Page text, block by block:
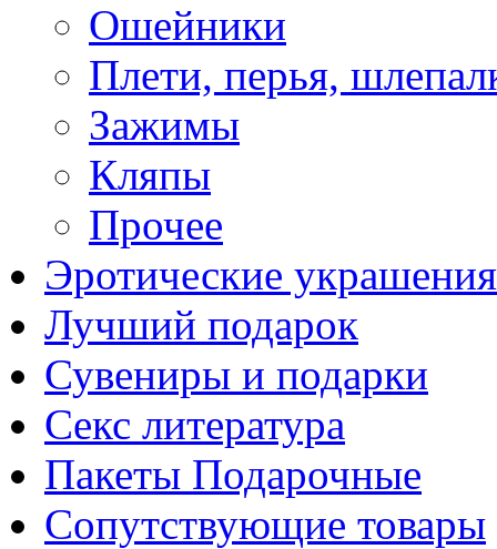
Ошейники
Плети, перья,
Зажимы
Кляпы
Прочее
Эротические
Лучший подарок
Сувениры и подарки
Секс литература
Пакеты Подарочные
Сопутствующие товары